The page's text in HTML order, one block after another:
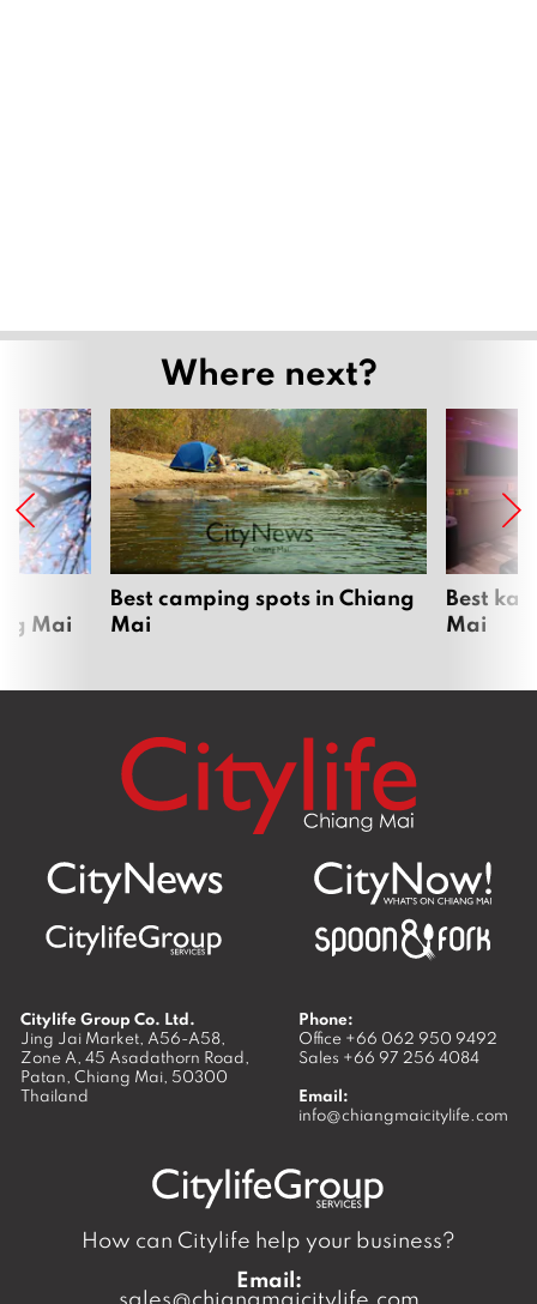
Where next?
Mai
Best camping spots in Chiang
Mai
Best
Mai
Citylife Group Co. Ltd.
Jing Jai Market, A56-A58,
Zone A, 45 Asadathorn Road,
Patan, Chiang Mai, 50300
Thailand
Phone:
Office +66 062 950 9492
Sales +66 97 256 4084
Email:
info@chiangmaicitylife.com
How can Citylife help your business?
Email:
sales@chiangmaicitylife.com